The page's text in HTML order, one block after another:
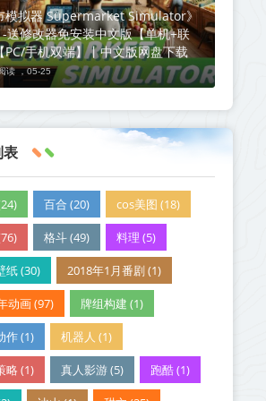
模拟器 Supermarket Simulator》
送修改器免安装中文版【单机+联
PC/手机双端】丨中文版网盘下载
读 ，05-25
表
百合 (20) cos美图 (18)
格斗 (49) 料理 (5)
纸 (30) 2018年1月番剧 (1)
动画 (97) 牌组构建 (1)
作 (1) 机器人 (1)
略 (1) 真人影游 (5) 跑酷 (1)